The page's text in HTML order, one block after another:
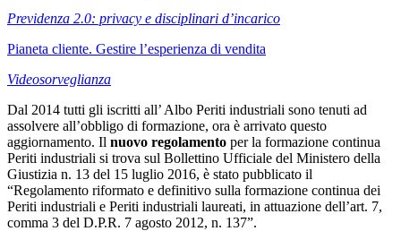
Previdenza 2.0: privacy e disciplinari d’incarico
Pianeta cliente. Gestire l’esperienza di vendita
Videosorveglianza
Dal 2014 tutti gli iscritti all’ Albo Periti industriali sono tenuti ad
assolvere all’obbligo di formazione, ora è arrivato questo
aggiornamento. Il nuovo regolamento per la formazione continua
Periti industriali si trova sul Bollettino Ufficiale del Ministero della
Giustizia n. 13 del 15 luglio 2016, è stato pubblicato il
“Regolamento riformato e definitivo sulla formazione continua dei
Periti industriali e Periti industriali laureati, in attuazione dell’art. 7,
comma 3 del D.P.R. 7 agosto 2012, n. 137”.